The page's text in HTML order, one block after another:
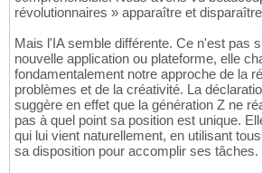
révolutionnaires » apparaître et
Mais l'IA semble différente. Ce n'est pas
nouvelle application ou plateforme, elle
fondamentalement notre approche de la
problèmes et de la créativité. La
suggère en effet que la génération Z ne
pas à quel point sa position est unique.
qui lui vient naturellement, en utilisant
sa disposition pour accomplir ses tâches.